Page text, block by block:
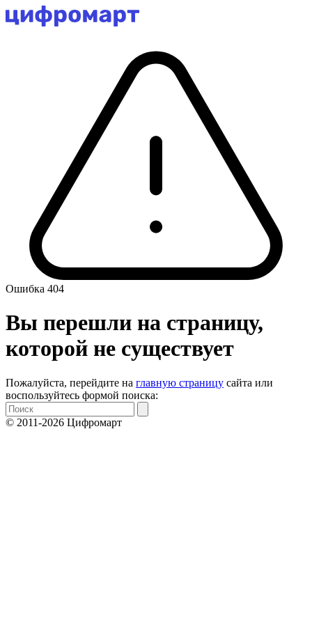
Ошибка 404
Вы перешли на страницу,
которой не существует
Пожалуйста, перейдите на главную страницу сайта или
воспользуйтесь формой поиска:
© 2011-2026 Цифромарт